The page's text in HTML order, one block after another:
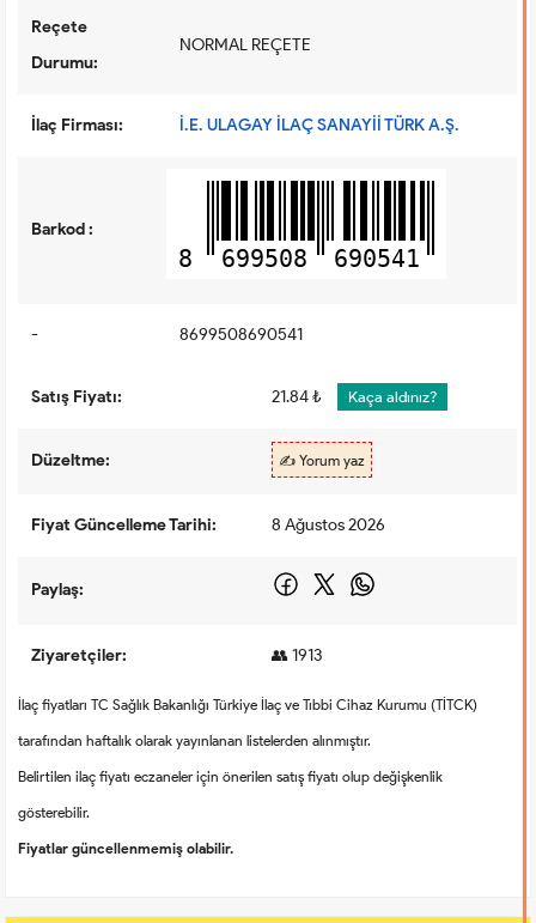
Reçete
Durumu:
NORMAL REÇETE
İlaç Firması: İ.E. ULAGAY İLAÇ SANAYİİ TÜRK A.Ş.
Barkod :
8 699508 690541
- 8699508690541
Satış Fiyatı: 21.84 ₺ Kaça aldınız?
Düzeltme: ✍️ Yorum yaz
Fiyat Güncelleme Tarihi: 8 Ağustos 2026
Paylaş:
Ziyaretçiler: 👥 1913
İlaç fiyatları TC Sağlık Bakanlığı Türkiye İlaç ve Tıbbi Cihaz Kurumu (TİTCK)
tarafından haftalık olarak yayınlanan listelerden alınmıştır.
Belirtilen ilaç fiyatı eczaneler için önerilen satış fiyatı olup değişkenlik
gösterebilir.
Fiyatlar güncellenmemiş olabilir.